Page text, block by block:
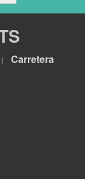
Carretera